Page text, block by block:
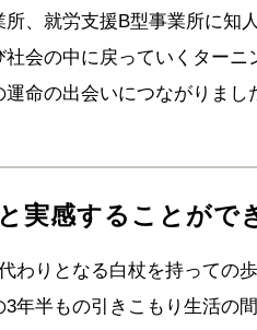
、就労支援B型事業所に知
会の中に戻っていくターニ
命の出会いにつながりまし
実感することがで
わりとなる白杖を持っての
年半もの引きこもり生活の